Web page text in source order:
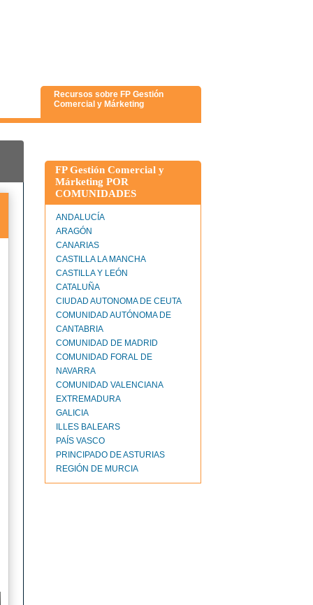
Recursos sobre FP Gestión
Comercial y Márketing
FP Gestión Comercial y
Márketing POR
COMUNIDADES
ANDALUCÍA
ARAGÓN
CANARIAS
CASTILLA LA MANCHA
CASTILLA Y LEÓN
CATALUÑA
CIUDAD AUTONOMA DE CEUTA
COMUNIDAD AUTÓNOMA DE
CANTABRIA
COMUNIDAD DE MADRID
COMUNIDAD FORAL DE
NAVARRA
COMUNIDAD VALENCIANA
EXTREMADURA
GALICIA
ILLES BALEARS
PAÍS VASCO
PRINCIPADO DE ASTURIAS
REGIÓN DE MURCIA